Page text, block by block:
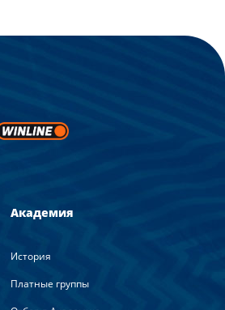
Академия
История
Платные группы